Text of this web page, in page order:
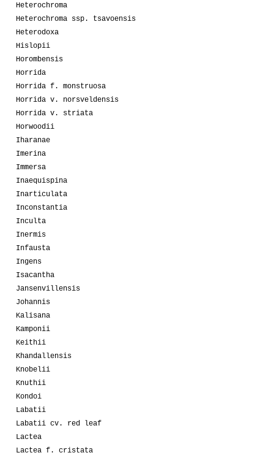
Heterochroma
Heterochroma ssp. tsavoensis
Heterodoxa
Hislopii
Horombensis
Horrida
Horrida f. monstruosa
Horrida v. norsveldensis
Horrida v. striata
Horwoodii
Iharanae
Imerina
Immersa
Inaequispina
Inarticulata
Inconstantia
Inculta
Inermis
Infausta
Ingens
Isacantha
Jansenvillensis
Johannis
Kalisana
Kamponii
Keithii
Khandallensis
Knobelii
Knuthii
Kondoi
Labatii
Labatii cv. red leaf
Lactea
Lactea f. cristata